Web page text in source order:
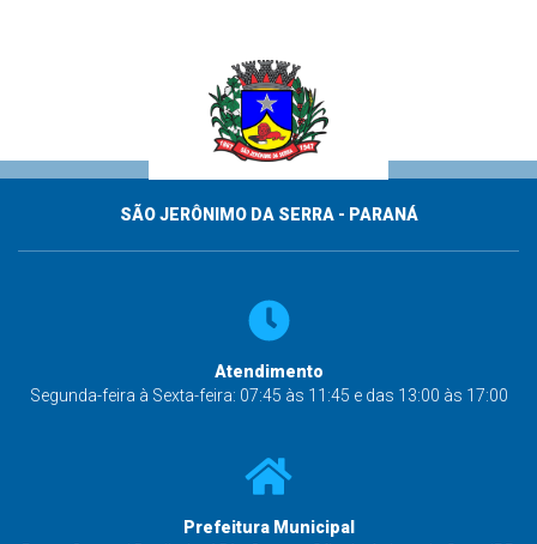
SÃO JERÔNIMO DA SERRA - PARANÁ
Atendimento
Segunda-feira à Sexta-feira: 07:45 às 11:45 e das 13:00 às 17:00
Prefeitura Municipal